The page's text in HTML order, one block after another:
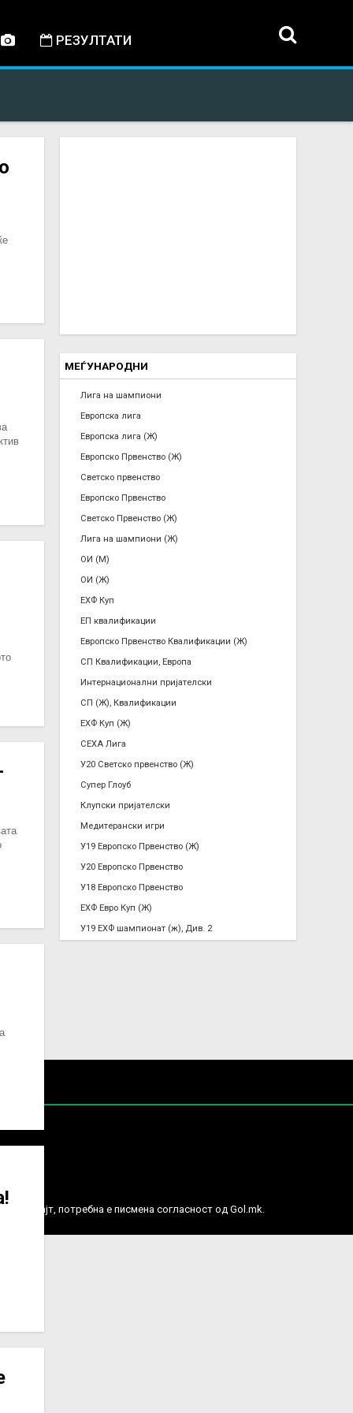
РЕЗУЛТАТИ
МЕЃУНАРОДНИ
Лига на шампиони
Европска лига
Европска лига (Ж)
Европско Првенство (Ж)
Светско првенство
Европско Првенство
Светско Првенство (Ж)
Лига на шампиони (Ж)
ОИ (М)
ОИ (Ж)
ЕХФ Куп
ЕП квалификации
Европско Првенство Квалификации (Ж)
СП Квалификации, Европа
Интернационални пријателски
СП (Ж), Квалификации
ЕХФ Куп (Ж)
СЕХА Лига
У20 Светско првенство (Ж)
Супер Глоуб
Клупски пријателски
Медитерански игри
У19 Европско Првенство (Ж)
У20 Европско Првенство
У18 Европско Првенство
ЕХФ Евро Куп (Ж)
У19 ЕХФ шампионат (ж), Див. 2
веб сајт, потребна е писмена согласност од Gol.mk.